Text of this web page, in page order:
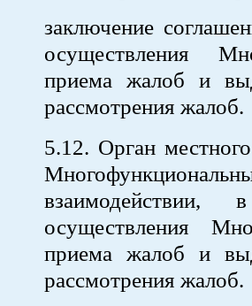
заключение
осуществления
приема жалоб и
рассмотрения жалоб.
5.12. Орган
осуществления
приема жалоб и
рассмотрения жалоб.